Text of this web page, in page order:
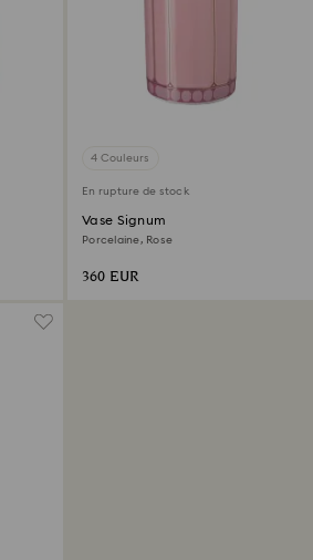
4 Couleurs
En rupture de stock
Vase Signum
Porcelaine, Rose
360 EUR